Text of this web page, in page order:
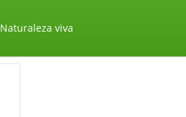
Naturaleza viva